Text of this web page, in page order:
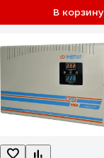
В корзину